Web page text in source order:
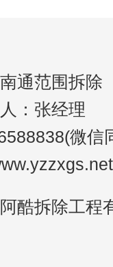
通范围拆除
：张经理
微信
酷拆除工程